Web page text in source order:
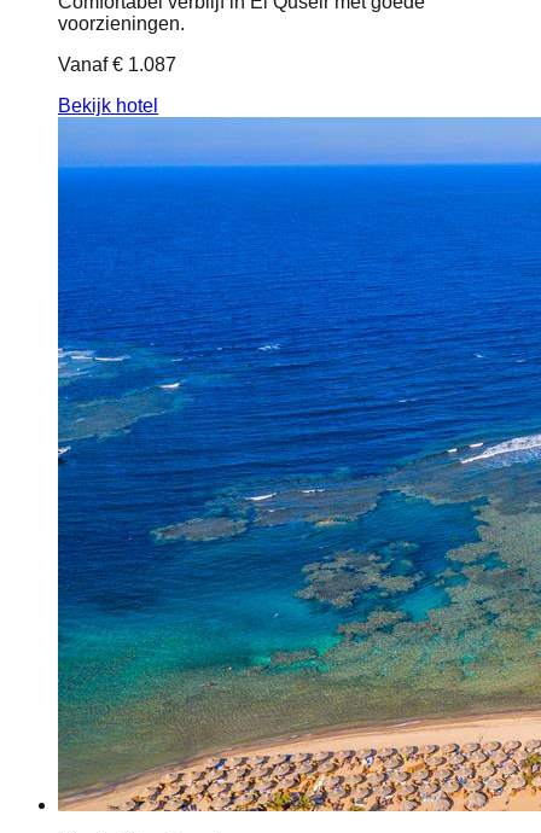
voorzieningen.
Vanaf€ 1.087
Bekijk hotel